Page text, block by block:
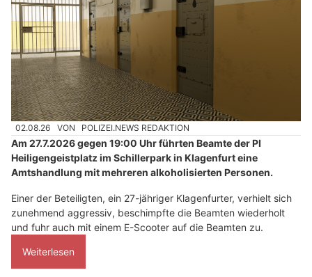
02.08.26 VON POLIZEI.NEWS REDAKTION
Am 27.7.2026 gegen 19:00 Uhr führten Beamte der PI
Heiligengeistplatz im Schillerpark in Klagenfurt eine
Amtshandlung mit mehreren alkoholisierten Personen.
Einer der Beteiligten, ein 27-jähriger Klagenfurter, verhielt sich
zunehmend aggressiv, beschimpfte die Beamten wiederholt
und fuhr auch mit einem E-Scooter auf die Beamten zu.
Weiterlesen